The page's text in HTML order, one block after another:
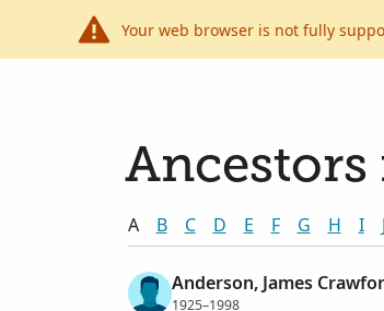
Your web browser is not fully
Ancestors
A B C D E F G H I J
Anderson, James
1925–1998